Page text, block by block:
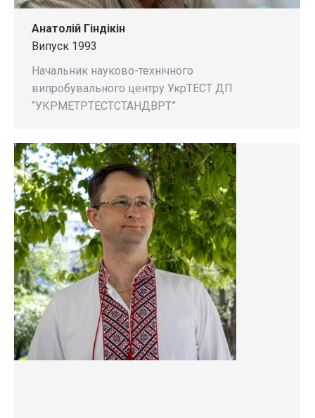
Анатолій Гіндікін
Випуск 1993
Начальник науково-технічного
випробувального центру УкрТЕСТ ДП
“УКРМЕТРТЕСТСТАНДВРТ”